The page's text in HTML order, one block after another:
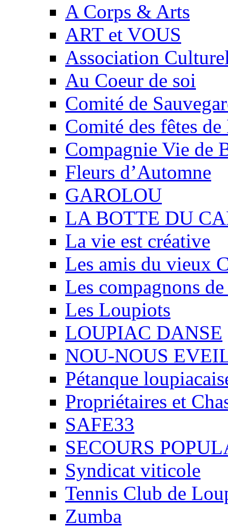
A Corps & Arts
ART et VOUS
Association
Au Coeur de soi
Comité de
Comité des fêtes
Compagnie Vie de
Fleurs d’Automne
GAROLOU
LA BOTTE DU
La vie est créative
Les amis du vieux
Les compagnons
Les Loupiots
LOUPIAC DANSE
NOU-NOUS
Pétanque
Propriétaires et
SAFE33
SECOURS
Syndicat viticole
Tennis Club de
Zumba